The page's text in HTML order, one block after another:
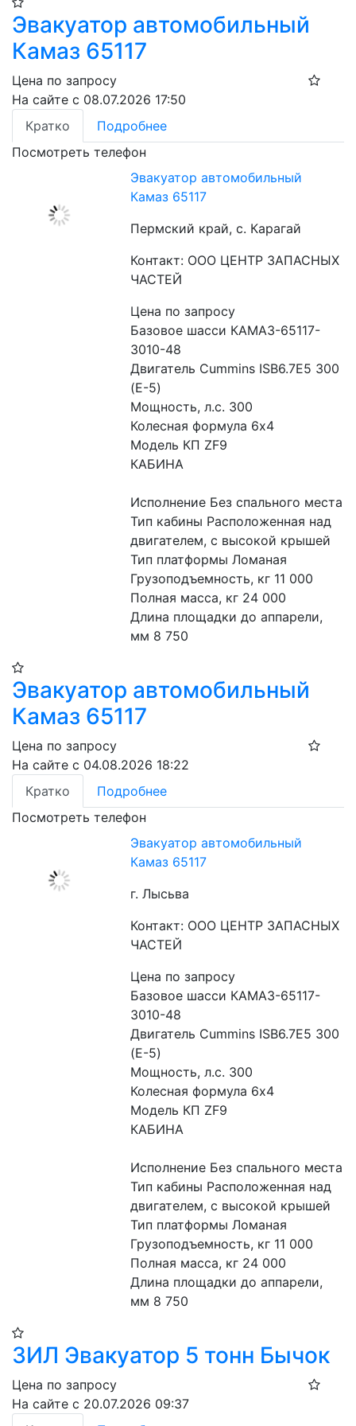
Эвакуатор автомобильный
Камаз 65117
Цена по запросу
На сайте с 08.07.2026 17:50
Кратко
Подробнее
Посмотреть телефон
Эвакуатор автомобильный
Камаз 65117
Пермский край, с. Карагай
Контакт: ООО ЦЕНТР ЗАПАСНЫХ
ЧАСТЕЙ
Цена по запросу
Базовое шасси КАМАЗ-65117-
3010-48
Двигатель Cummins ISB6.7E5 300
(Е-5)
Мощность, л.с. 300
Колесная формула 6х4
Модель КП ZF9
КАБИНА
Исполнение Без спального места
Тип кабины Расположенная над
двигателем, с высокой крышей
Тип платформы Ломаная
Грузоподъемность, кг 11 000
Полная масса, кг 24 000
Длина площадки до аппарели,
мм 8 750
Эвакуатор автомобильный
Камаз 65117
Цена по запросу
На сайте с 04.08.2026 18:22
Кратко
Подробнее
Посмотреть телефон
Эвакуатор автомобильный
Камаз 65117
г. Лысьва
Контакт: ООО ЦЕНТР ЗАПАСНЫХ
ЧАСТЕЙ
Цена по запросу
Базовое шасси КАМАЗ-65117-
3010-48
Двигатель Cummins ISB6.7E5 300
(Е-5)
Мощность, л.с. 300
Колесная формула 6х4
Модель КП ZF9
КАБИНА
Исполнение Без спального места
Тип кабины Расположенная над
двигателем, с высокой крышей
Тип платформы Ломаная
Грузоподъемность, кг 11 000
Полная масса, кг 24 000
Длина площадки до аппарели,
мм 8 750
ЗИЛ Эвакуатор 5 тонн Бычок
Цена по запросу
На сайте с 20.07.2026 09:37